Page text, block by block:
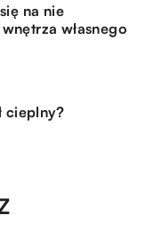
na nie
własnego
cieplny?